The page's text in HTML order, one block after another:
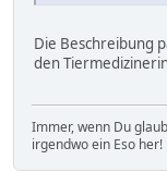
Die Beschreibung
den
Immer, wenn Du
irgendwo ein Eso her!